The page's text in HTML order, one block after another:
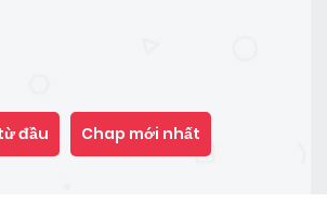
đầu Chap mới nhất